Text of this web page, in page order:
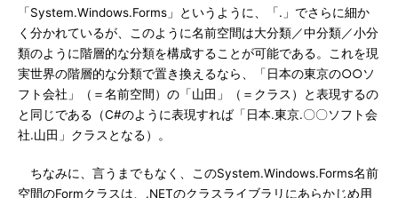
「System.Windows.Forms」というように、「.」でさらに細か
く分かれているが、このように名前空間は大分類／中分類／小分
類のように階層的な分類を構成することが可能である。これを現
実世界の階層的な分類で置き換えるなら、「日本の東京の○○ソ
フト会社」（＝名前空間）の「山田」（＝クラス）と表現するの
と同じである（C#のように表現すれば「日本.東京.〇〇ソフト会
社.山田」クラスとなる）。
ちなみに、言うまでもなく、このSystem.Windows.Forms名前
空間のFormクラスは、.NETのクラスライブラリにあらかじめ用